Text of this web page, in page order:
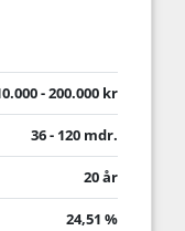
- 200.000 kr
36 - 120 mdr.
20 år
24,51 %